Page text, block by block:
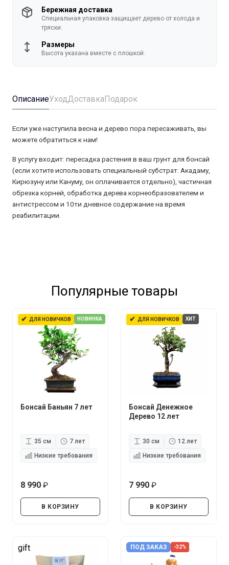
Бережная доставка
Специальная упаковка защищает дерево от холода и
тряски.
Размеры
Высота указана вместе с плошкой.
ОписаниеУходДоставкаПодарок
Если уже наступила весна и дерево пора пересаживать, вы
можете обратиться к нам!
В услугу входит: пересадка растения в ваш грунт для бонсай
(если хотите использовать специальный субстрат: Акадаму,
Кирюзуну или Кануму, он оплачивается отдельно), частичная
обрезка корней, обработка дерева корнеобразователем и
антистрессом и 10ти дневное содержание на время
реабилитации.
Популярные товары
✔ ДЛЯ НОВИЧКОВ НОВИНКА
Бонсай Баньян 7 лет
35 см
7 лет
Низкие требования
8 990
В КОРЗИНУ
✔ ДЛЯ НОВИЧКОВ ХИТ
Бонсай Денежное
Дерево 12 лет
30 см
12 лет
Низкие требования
7 990
В КОРЗИНУ
gift ПОД ЗАКАЗ -32%